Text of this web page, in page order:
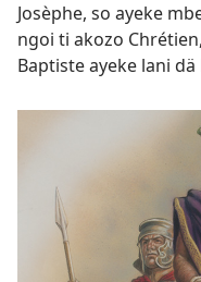
Josèphe, so ayeke
ngoi ti akozo
Baptiste ayeke lani dä